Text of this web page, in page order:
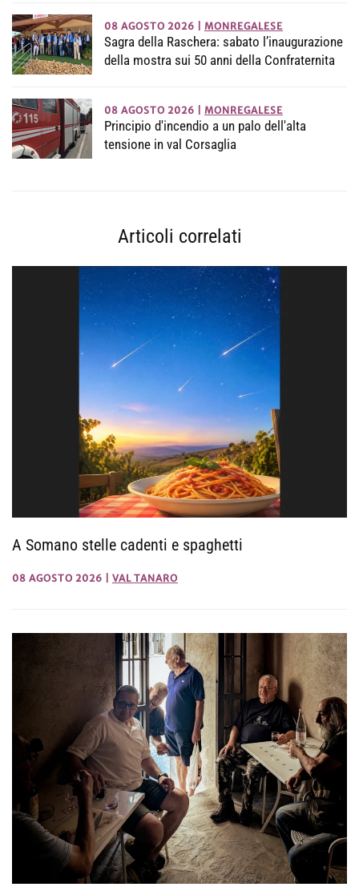
08 AGOSTO 2026 MONREGALESE
Sagra della Raschera: sabato l’inaugurazione
della mostra sui 50 anni della Confraternita
08 AGOSTO 2026 MONREGALESE
Principio d'incendio a un palo dell'alta
tensione in val Corsaglia
Articoli correlati
A Somano stelle cadenti e spaghetti
08 AGOSTO 2026 VAL TANARO